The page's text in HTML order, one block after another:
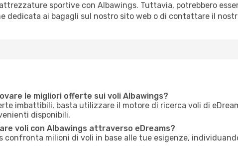
sportive con Albawings. Tuttavia, potrebbero
dedicata ai bagagli sul nostro sito web o di contattare il
le migliori offerte sui voli Albawings?
imbattibili, basta utilizzare il motore di ricerca voli di
disponibili.
voli con Albawings attraverso eDreams?
confronta milioni di voli in base alle tue esigenze,